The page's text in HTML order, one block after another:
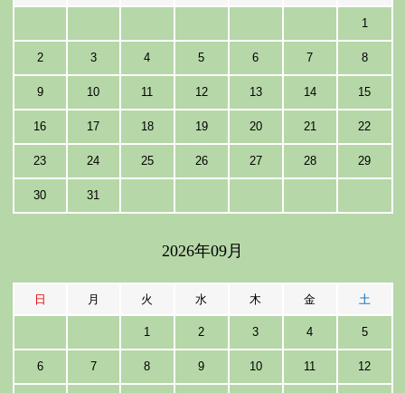
1
2 3 4 5 6 7 8
9 10 11 12 13 14 15
16 17 18 19 20 21 22
23 24 25 26 27 28 29
30 31
2026年09月
日 月 火 水 木 金 土
1 2 3 4 5
6 7 8 9 10 11 12